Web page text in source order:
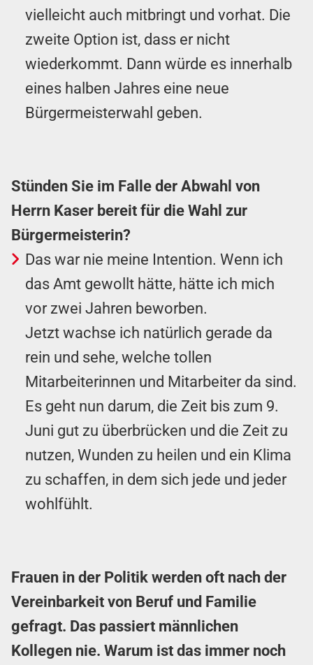
vielleicht auch mitbringt und vorhat. Die
zweite Option ist, dass er nicht
wiederkommt. Dann würde es innerhalb
eines halben Jahres eine neue
Bürgermeisterwahl geben.
Stünden Sie im Falle der Abwahl von
Herrn Kaser bereit für die Wahl zur
Bürgermeisterin?
Das war nie meine Intention. Wenn ich
das Amt gewollt hätte, hätte ich mich
vor zwei Jahren beworben.
Jetzt wachse ich natürlich gerade da
rein und sehe, welche tollen
Mitarbeiterinnen und Mitarbeiter da sind.
Es geht nun darum, die Zeit bis zum 9.
Juni gut zu überbrücken und die Zeit zu
nutzen, Wunden zu heilen und ein Klima
zu schaffen, in dem sich jede und jeder
wohlfühlt.
Frauen in der Politik werden oft nach der
Vereinbarkeit von Beruf und Familie
gefragt. Das passiert männlichen
Kollegen nie. Warum ist das immer noch